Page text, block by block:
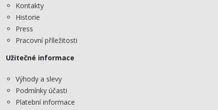
Kontakty
Historie
Press
Pracovní příležitosti
Užitečné informace
Výhody a slevy
Podmínky účasti
Platební informace